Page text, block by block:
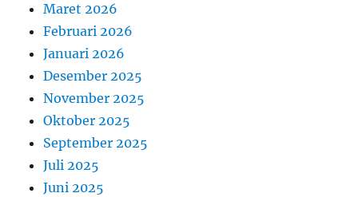
Maret 2026
Februari 2026
Januari 2026
Desember 2025
November 2025
Oktober 2025
September 2025
Juli 2025
Juni 2025